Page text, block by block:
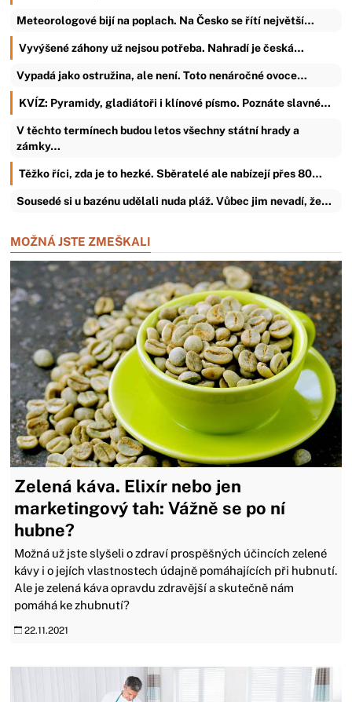
Meteorologové bijí na poplach. Na Česko se řítí největší…
Vyvýšené záhony už nejsou potřeba. Nahradí je česká…
Vypadá jako ostružina, ale není. Toto nenáročné ovoce…
KVÍZ: Pyramidy, gladiátoři i klínové písmo. Poznáte slavné…
V těchto termínech budou letos všechny státní hrady a
zámky…
Těžko říci, zda je to hezké. Sběratelé ale nabízejí přes 80…
Sousedé si u bazénu udělali nuda pláž. Vůbec jim nevadí, že…
MOŽNÁ JSTE ZMEŠKALI
Zelená káva. Elixír nebo jen
marketingový tah: Vážně se po ní
hubne?
Možná už jste slyšeli o zdraví prospěšných účincích zelené
kávy i o jejích vlastnostech údajně pomáhajících při hubnutí.
Ale je zelená káva opravdu zdravější a skutečně nám
pomáhá ke zhubnutí?
22.11.2021